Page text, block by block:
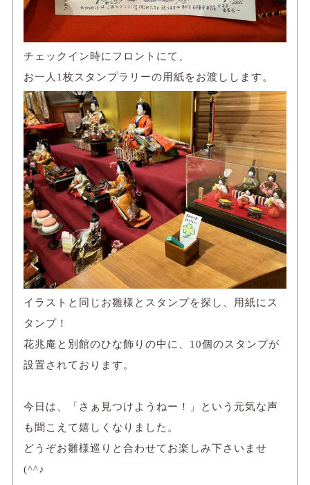
チェックイン時にフロントにて、
お一人1枚スタンプラリーの用紙をお渡しします。
イラストと同じお雛様とスタンプを探し、用紙にス
タンプ！
花兆庵と別館のひな飾りの中に、10個のスタンプが
設置されております。
今日は、「さぁ見つけようねー！」という元気な声
も聞こえて嬉しくなりました。
どうぞお雛様巡りと合わせてお楽しみ下さいませ
(^^♪